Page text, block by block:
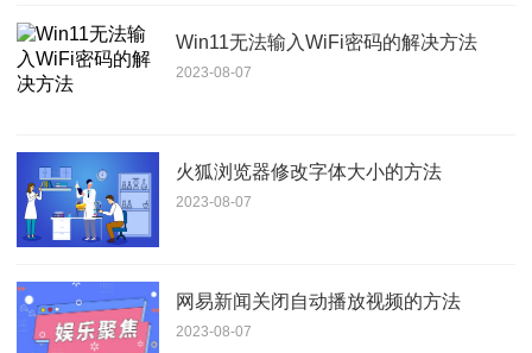
Win11无法输入WiFi密码的解决方法
2023-08-07
火狐浏览器修改字体大小的方法
2023-08-07
网易新闻关闭自动播放视频的方法
2023-08-07